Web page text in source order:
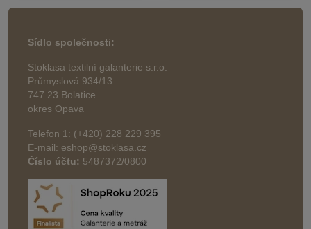
Sídlo společnosti:
Stoklasa textilní galanterie s.r.o.
Průmyslová 934/13
747 23 Bolatice
okres Opava
Telefon 1: (+420) 228 229 395
E-mail: eshop@stoklasa.cz
Číslo účtu: 5487372/0800